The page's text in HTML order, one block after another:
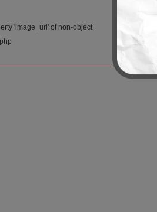
'image_url' of non-object